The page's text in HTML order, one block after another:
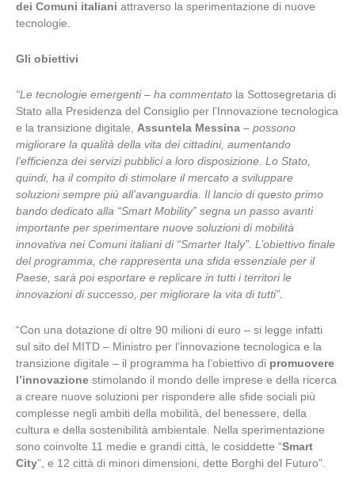
dei Comuni italiani attraverso la sperimentazione di nuove
tecnologie.
Gli obiettivi
“Le tecnologie emergenti – ha commentato la Sottosegretaria di
Stato alla Presidenza del Consiglio per l’Innovazione tecnologica
e la transizione digitale, Assuntela Messina – possono
migliorare la qualità della vita dei cittadini, aumentando
l’efficienza dei servizi pubblici a loro disposizione. Lo Stato,
quindi, ha il compito di stimolare il mercato a sviluppare
soluzioni sempre più all’avanguardia. Il lancio di questo primo
bando dedicato alla “Smart Mobility” segna un passo avanti
importante per sperimentare nuove soluzioni di mobilità
innovativa nei Comuni italiani di “Smarter Italy”. L’obiettivo finale
del programma, che rappresenta una sfida essenziale per il
Paese, sarà poi esportare e replicare in tutti i territori le
innovazioni di successo, per migliorare la vita di tutti”.
“Con una dotazione di oltre 90 milioni di euro – si legge infatti
sul sito del MITD – Ministro per l’innovazione tecnologica e la
transizione digitale – il programma ha l’obiettivo di promuovere
l’innovazione stimolando il mondo delle imprese e della ricerca
a creare nuove soluzioni per rispondere alle sfide sociali più
complesse negli ambiti della mobilità, del benessere, della
cultura e della sostenibilità ambientale. Nella sperimentazione
sono coinvolte 11 medie e grandi città, le cosiddette “Smart
City”, e 12 città di minori dimensioni, dette Borghi del Futuro”.